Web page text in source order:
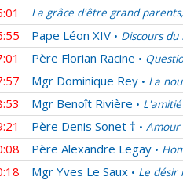
La grâce d'être grand
Pape Léon XIV • Discours
Père Florian Racine •
Mgr Dominique Rey • La
Mgr Benoît Rivière • L'amitié
Père Denis Sonet † • Amour
Père Alexandre Legay •
Mgr Yves Le Saux • Le désir